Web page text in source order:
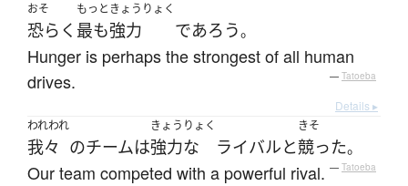
おそ
恐らく
もっと
最も
きょうりょく
強力 であろう。
Hunger is perhaps the strongest of all human
drives.
— Tatoeba
Details ▸
われわれ
我々 のチームは
きょうりょく
強力な ライバルと
きそ
競った。
Our team competed with a powerful rival. — Tatoeba